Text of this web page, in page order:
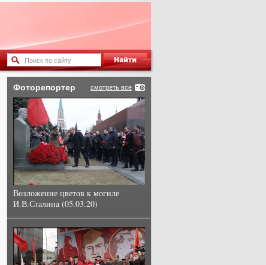
смотреть все
Фоторепортер
Возложение цветов к могиле
И.В.Сталина (05.03.20)